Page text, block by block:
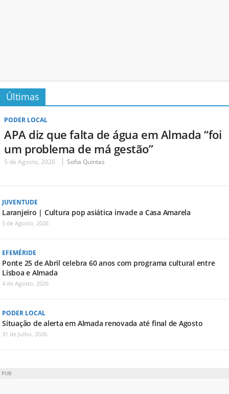
Últimas
PODER LOCAL
APA diz que falta de água em Almada “foi
um problema de má gestão”
5 de Agosto, 2026 Sofia Quintas
JUVENTUDE
Laranjeiro | Cultura pop asiática invade a Casa Amarela
5 de Agosto, 2026
EFEMÉRIDE
Ponte 25 de Abril celebra 60 anos com programa cultural entre
Lisboa e Almada
4 de Agosto, 2026
PODER LOCAL
Situação de alerta em Almada renovada até final de Agosto
31 de Julho, 2026
PUB